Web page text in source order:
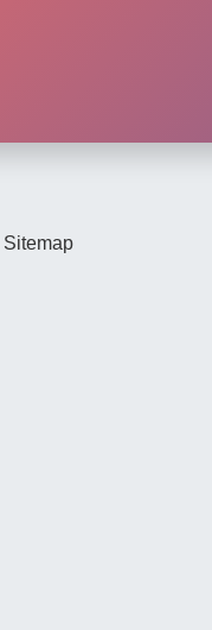
Sitemap